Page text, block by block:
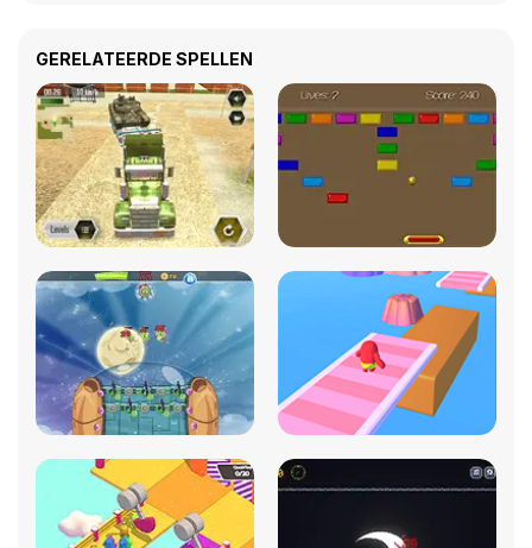
GERELATEERDE SPELLEN